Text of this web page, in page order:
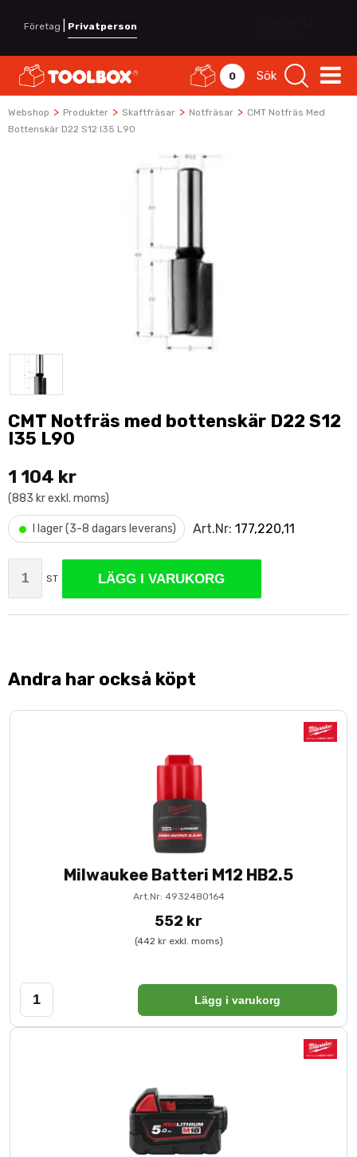
Företag Privatperson
0 Sök
Webshop > Produkter > Skaftfräsar > Notfräsar > CMT Notfräs Med
Bottenskär D22 S12 I35 L90
CMT Notfräs med bottenskär D22 S12
I35 L90
1 104 kr
(883 kr exkl. moms)
• I lager (3-8 dagars leverans) Art.Nr: 177,220,11
ST LÄGG I VARUKORG
Andra har också köpt
Milwaukee Batteri M12 HB2.5
Art.Nr: 4932480164
552 kr
(442 kr exkl. moms)
Lägg i varukorg